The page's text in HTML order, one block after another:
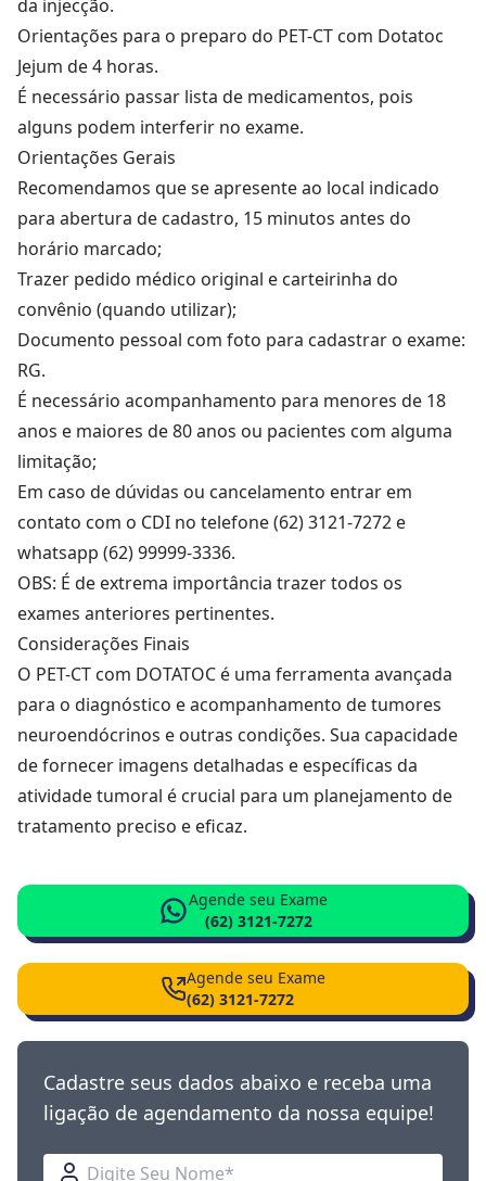
da injecção.
Orientações para o preparo do PET-CT com Dotatoc
Jejum de 4 horas.
É necessário passar lista de medicamentos, pois
alguns podem interferir no exame.
Orientações Gerais
Recomendamos que se apresente ao local indicado
para abertura de cadastro, 15 minutos antes do
horário marcado;
Trazer pedido médico original e carteirinha do
convênio (quando utilizar);
Documento pessoal com foto para cadastrar o exame:
RG.
É necessário acompanhamento para menores de 18
anos e maiores de 80 anos ou pacientes com alguma
limitação;
Em caso de dúvidas ou cancelamento entrar em
contato com o CDI no telefone (62) 3121-7272 e
whatsapp (62) 99999-3336.
OBS: É de extrema importância trazer todos os
exames anteriores pertinentes.
Considerações Finais
O PET-CT com DOTATOC é uma ferramenta avançada
para o diagnóstico e acompanhamento de tumores
neuroendócrinos e outras condições. Sua capacidade
de fornecer imagens detalhadas e específicas da
atividade tumoral é crucial para um planejamento de
tratamento preciso e eficaz.
Agende seu Exame
(62) 3121-7272
Agende seu Exame
(62) 3121-7272
Cadastre seus dados abaixo e receba uma
ligação de agendamento da nossa equipe!
Nome